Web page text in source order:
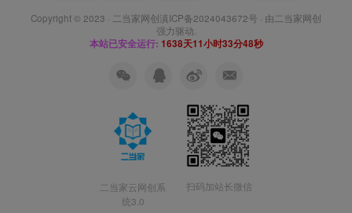
Copyright © 2023 · 二当家网创滇ICP备2024043672号 · 由二当家网创
强力驱动.
本站已安全运行: 1638天11小时33分49秒
二当家云网创系
统3.0
扫码加站长微信